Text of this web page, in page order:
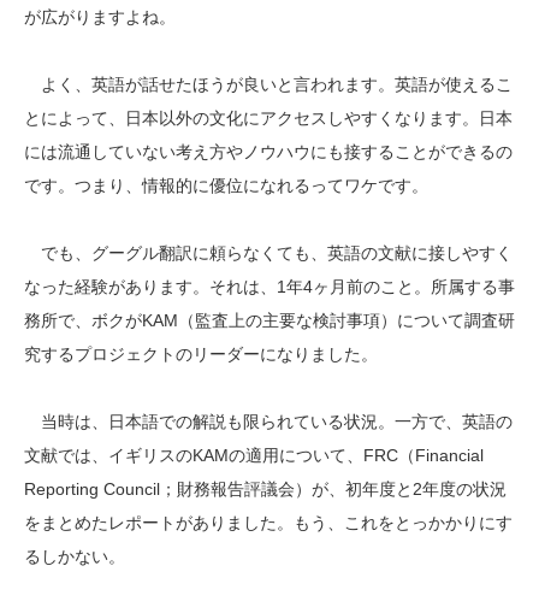
が広がりますよね。
よく、英語が話せたほうが良いと言われます。英語が使えるこ
とによって、日本以外の文化にアクセスしやすくなります。日本
には流通していない考え方やノウハウにも接することができるの
です。つまり、情報的に優位になれるってワケです。
でも、グーグル翻訳に頼らなくても、英語の文献に接しやすく
なった経験があります。それは、1年4ヶ月前のこと。所属する事
務所で、ボクがKAM（監査上の主要な検討事項）について調査研
究するプロジェクトのリーダーになりました。
当時は、日本語での解説も限られている状況。一方で、英語の
文献では、イギリスのKAMの適用について、FRC（Financial
Reporting Council；財務報告評議会）が、初年度と2年度の状況
をまとめたレポートがありました。もう、これをとっかかりにす
るしかない。